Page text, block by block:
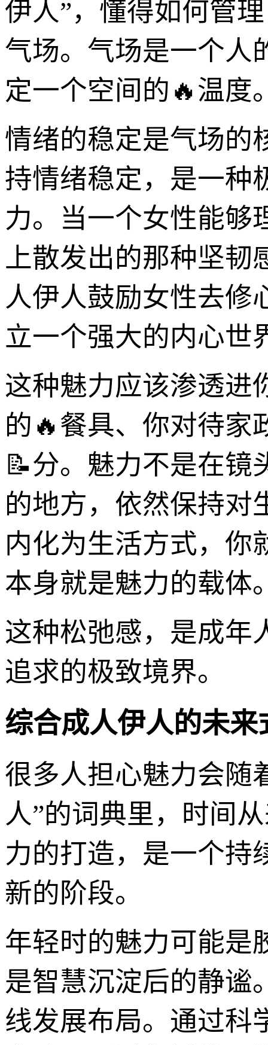
伊人”，懂得如何管
气场。气场是一个人
定一个空间的🔥温度
情绪的稳定是气场的
持情绪稳定，是一种
力。当一个女性能够
上散发出的那种坚韧
人伊人鼓励女性去修
立一个强大的内心世
这种魅力应该渗透进
的🔥餐具、你对待家
📝分。魅力不是在镜
的地方，依然保持对
内化为生活方式，你
本身就是魅力的载体
这种松弛感，是成年
追求的极致境界。
综合成人伊人的未
很多人担心魅力会随
人”的词典里，时间
力的打造，是一个持
新的阶段。
年轻时的魅力可能是
是智慧沉淀后的静谧
线发展布局。通过科